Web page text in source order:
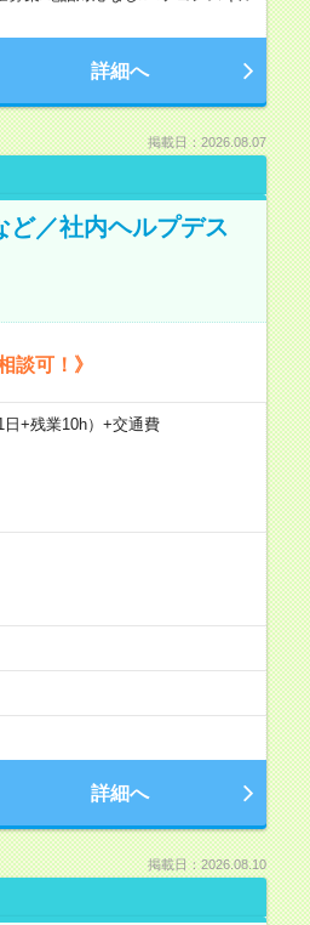
詳細へ
掲載日：2026.08.07
ど／社内ヘルプデス
談可！》
+残業10h）+交通費
詳細へ
掲載日：2026.08.10